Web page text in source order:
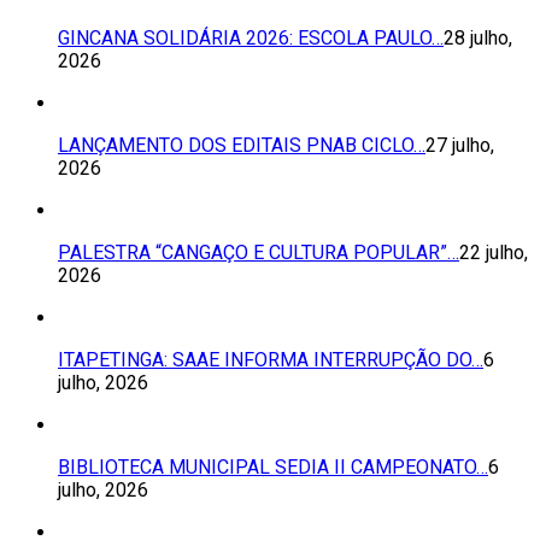
GINCANA SOLIDÁRIA 2026: ESCOLA PAULO…28 julho,
2026
LANÇAMENTO DOS EDITAIS PNAB CICLO…27 julho,
2026
PALESTRA “CANGAÇO E CULTURA POPULAR”…22 julho,
2026
ITAPETINGA: SAAE INFORMA INTERRUPÇÃO DO…6
julho, 2026
BIBLIOTECA MUNICIPAL SEDIA II CAMPEONATO…6
julho, 2026